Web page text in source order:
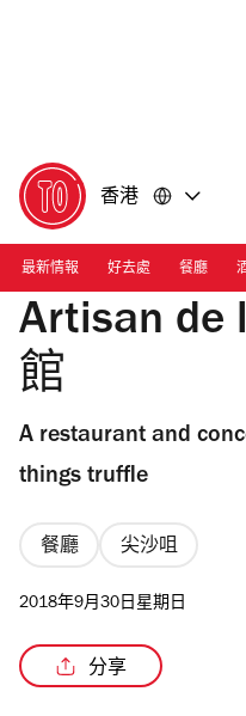
香港
最新情報 好去處 餐廳
Artisan de
館
A restaurant and
things truffle
餐廳 尖沙咀
2018年9月30日星期日
分享